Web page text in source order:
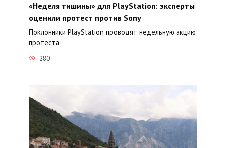
«Неделя тишины» для PlayStation: эксперты
оценили протест против Sony
Поклонники PlayStation проводят недельную акцию
протеста
280